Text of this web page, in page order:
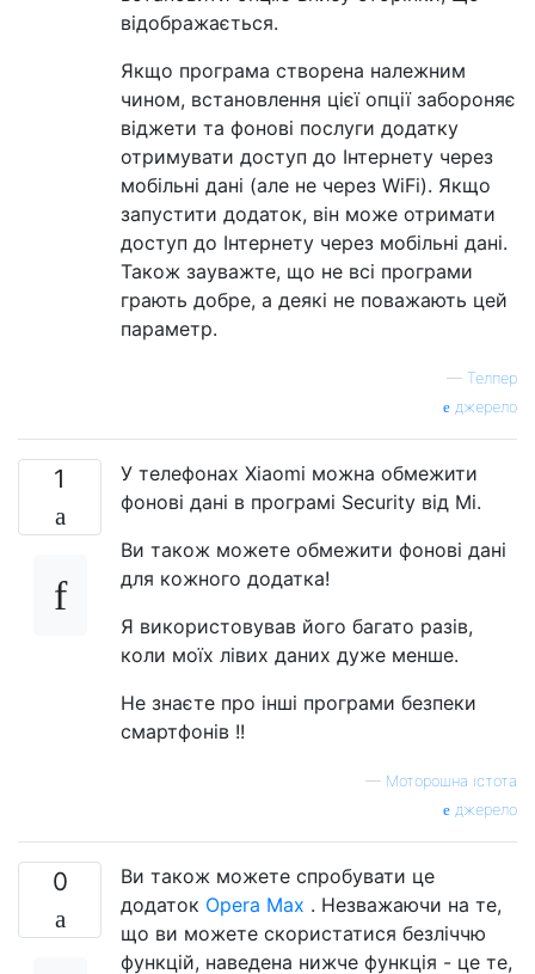
відображається.
Якщо програма створена належним
чином, встановлення цієї опції забороняє
віджети та фонові послуги додатку
отримувати доступ до Інтернету через
мобільні дані (але не через WiFi). Якщо
запустити додаток, він може отримати
доступ до Інтернету через мобільні дані.
Також зауважте, що не всі програми
грають добре, а деякі не поважають цей
параметр.
— Телпер
джерело
1
У телефонах Xiaomi можна обмежити
фонові дані в програмі Security від Mi.
Ви також можете обмежити фонові дані
для кожного додатка!
Я використовував його багато разів,
коли моїх лівих даних дуже менше.
Не знаєте про інші програми безпеки
смартфонів !!
— Моторошна істота
джерело
0
Ви також можете спробувати це
додаток Opera Max . Незважаючи на те,
що ви можете скористатися безліччю
функцій, наведена нижче функція - це те,